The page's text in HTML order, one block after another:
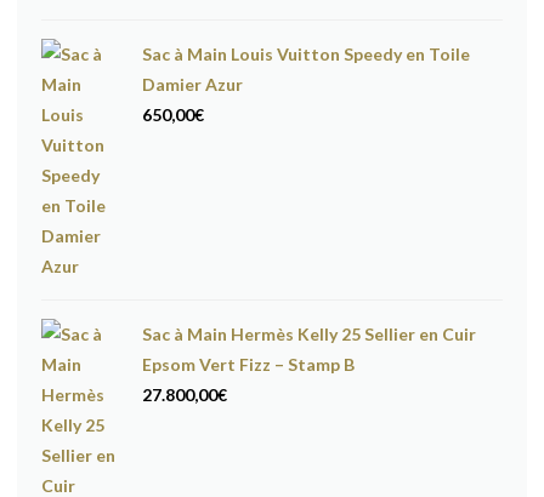
Sac à Main Louis Vuitton Speedy en Toile
Damier Azur
650,00€
Sac à Main Hermès Kelly 25 Sellier en Cuir
Epsom Vert Fizz – Stamp B
27.800,00€